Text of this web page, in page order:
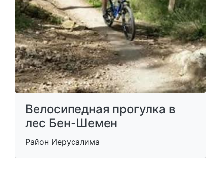
Велосипедная прогулка в
лес Бен-Шемен
Район Иерусалима